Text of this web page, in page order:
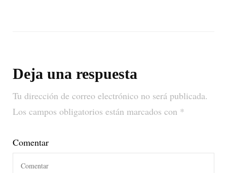
Deja una respuesta
Tu dirección de correo electrónico no será publicada.
Los campos obligatorios están marcados con *
Comentar